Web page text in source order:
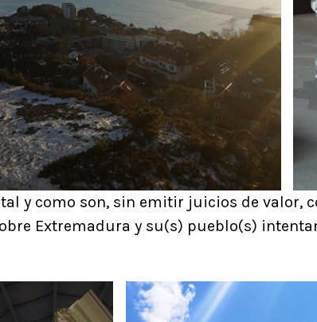
y como son, sin emitir juicios de valor,
Extremadura y su(s) pueblo(s)